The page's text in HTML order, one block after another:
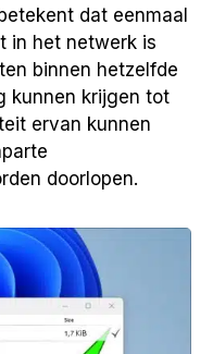
dat eenmaal
in het netwerk is
binnen hetzelfde
kunnen krijgen tot
ervan kunnen
doorlopen.